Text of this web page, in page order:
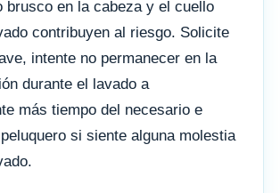
brusco en la cabeza y el cuello
contribuyen al riesgo. Solicite
intente no permanecer en la
durante el lavado a
más tiempo del necesario e
si siente alguna molestia